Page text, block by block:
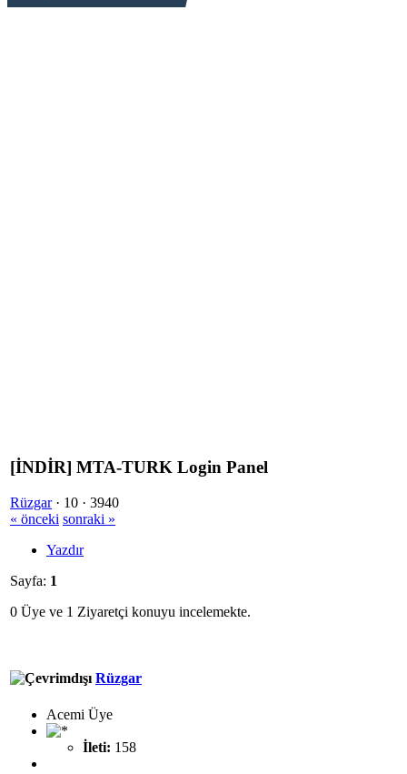
[İNDİR] MTA-TURK Login Panel
Rüzgar· 10 · 3940
« önceki sonraki »
Yazdır
Sayfa: 1
0 Üye ve 1 Ziyaretçi konuyu incelemekte.
Rüzgar
Acemi Üye
İleti: 158